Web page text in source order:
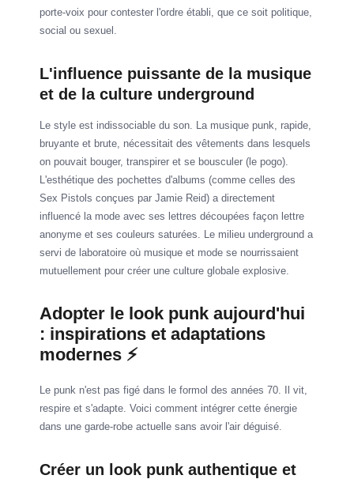
porte-voix pour contester l'ordre établi, que ce soit politique,
social ou sexuel.
L'influence puissante de la musique
et de la culture underground
Le style est indissociable du son. La musique punk, rapide,
bruyante et brute, nécessitait des vêtements dans lesquels
on pouvait bouger, transpirer et se bousculer (le pogo).
L'esthétique des pochettes d'albums (comme celles des
Sex Pistols conçues par Jamie Reid) a directement
influencé la mode avec ses lettres découpées façon lettre
anonyme et ses couleurs saturées. Le milieu underground a
servi de laboratoire où musique et mode se nourrissaient
mutuellement pour créer une culture globale explosive.
Adopter le look punk aujourd'hui
: inspirations et adaptations
modernes ⚡
Le punk n'est pas figé dans le formol des années 70. Il vit,
respire et s'adapte. Voici comment intégrer cette énergie
dans une garde-robe actuelle sans avoir l'air déguisé.
Créer un look punk authentique et